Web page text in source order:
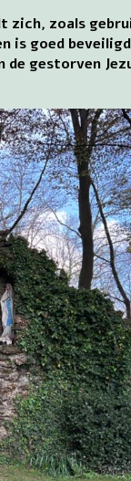
zoals
is goed
de gestorven